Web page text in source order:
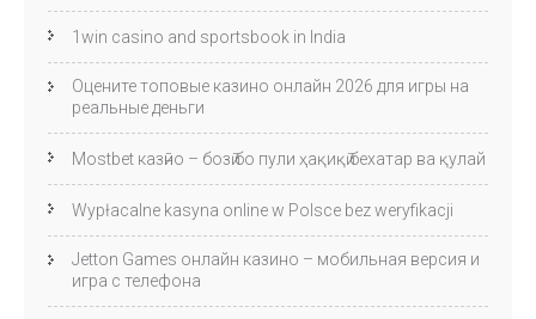
1win casino and sportsbook in India
Оцените топовые казино онлайн 2026 для игры на
реальные деньги
Mostbet казӣно – бозӣ бо пули ҳақиқӣ бехатар ва қулай
Wypłacalne kasyna online w Polsce bez weryfikacji
Jetton Games онлайн казино – мобильная версия и
игра с телефона